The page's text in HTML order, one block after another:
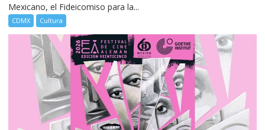
Mexicano, el Fideicomiso para la...
CDMX Cultura